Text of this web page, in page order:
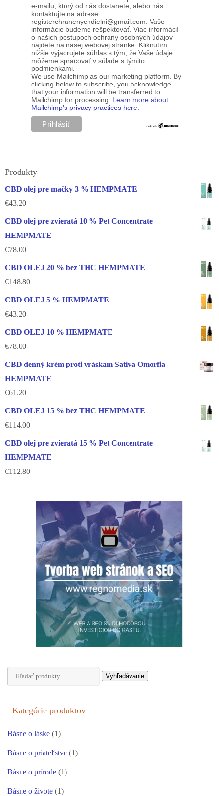
e-mailu, ktorý od nás dostanete, alebo nás
kontaktujte na adrese
registerchranenychdielni@gmail.com. Vaše
informácie budeme rešpektovať. Viac informácií
o našich postupoch ochrany osobných údajov
nájdete na našej webovej stránke. Kliknutím
nižšie vyjadrujete súhlas s tým, že Vaše údaje
môžeme spracovať v súlade s týmito
podmienkami.
We use Mailchimp as our marketing platform. By
clicking below to subscribe, you acknowledge
that your information will be transferred to
Mailchimp for processing. Learn more about
Mailchimp's privacy practices here.
Produkty
CBD olej pre mačky 3 % HEMPMATE
€43.20
CBD olej pre zvieratá 10 % Pet Concentrate
HEMPMATE
€78.00
CBD OLEJ 20 % bez THC HEMPMATE
€148.80
CBD OLEJ 5 % HEMPMATE
€43.20
CBD OLEJ 10 % HEMPMATE
€78.00
CBD denný krém proti vráskam Sativa Omorfia
HEMPMATE
€61.20
CBD OLEJ 15 % bez THC HEMPMATE
€114.00
CBD olej pre zvieratá 15 % Pet Concentrate
HEMPMATE
€112.80
Hľadať: Vyhľadávanie
Kategórie produktov
Básne o láske (1)
Básne o priateľstve (1)
Básne o prírode (1)
Básne o živote (1)